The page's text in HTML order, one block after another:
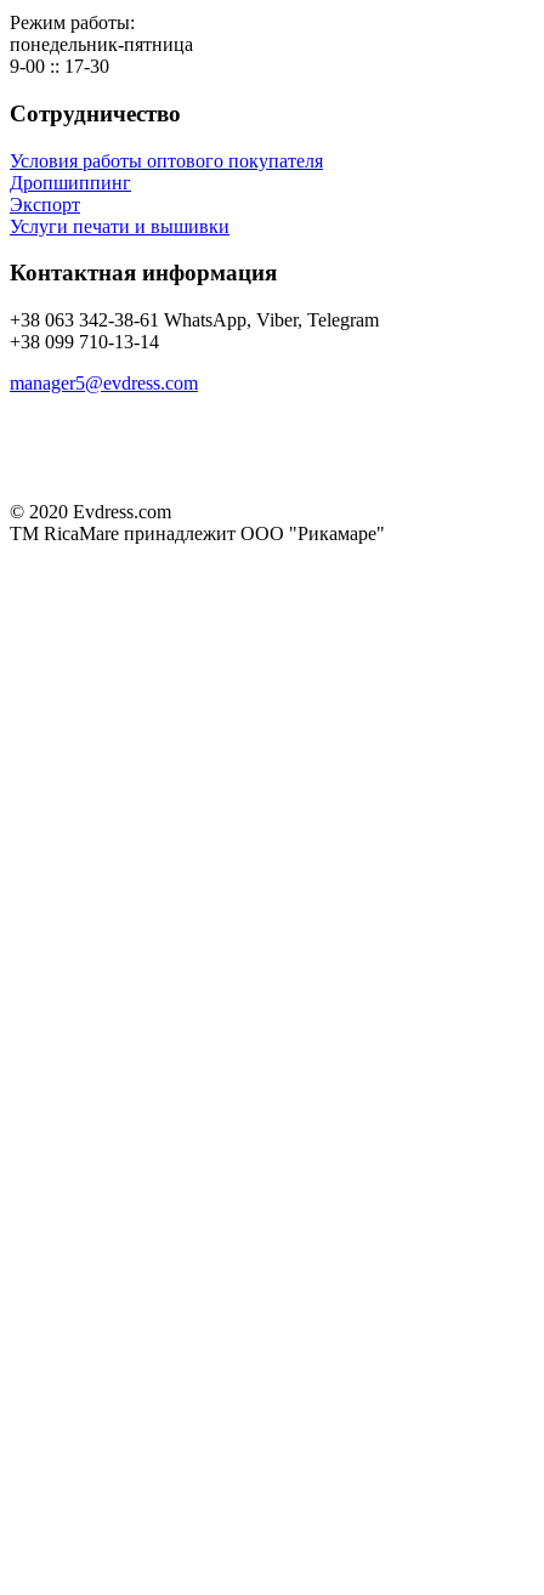
Режим работы:
понедельник-пятница
9-00 :: 17-30
Сотрудничество
Условия работы оптового покупателя
Дропшиппинг
Экспорт
Услуги печати и вышивки
Контактная информация
+38 063 342-38-61 WhatsApp, Viber, Telegram
+38 099 710-13-14
manager5@evdress.com
© 2020 Evdress.com
ТМ RicaMare принадлежит ООО "Рикамаре"